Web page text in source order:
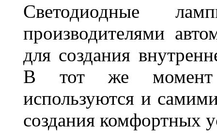
Светодиодные
производителями
для создания
В тот же момент
используются и
создания комфортных